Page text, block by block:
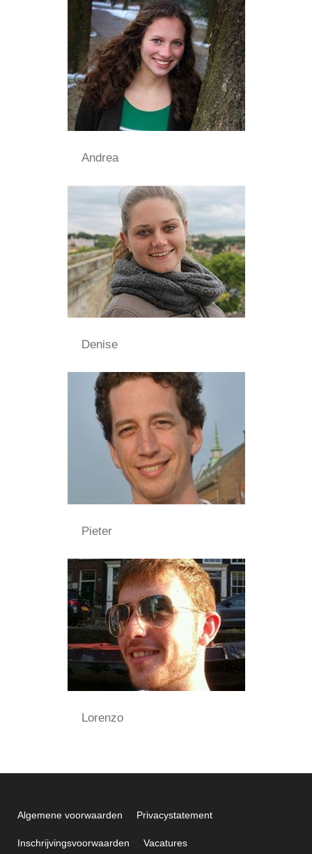
Andrea
Denise
Pieter
Lorenzo
Algemene voorwaarden Privacystatement
Inschrijvingsvoorwaarden Vacatures